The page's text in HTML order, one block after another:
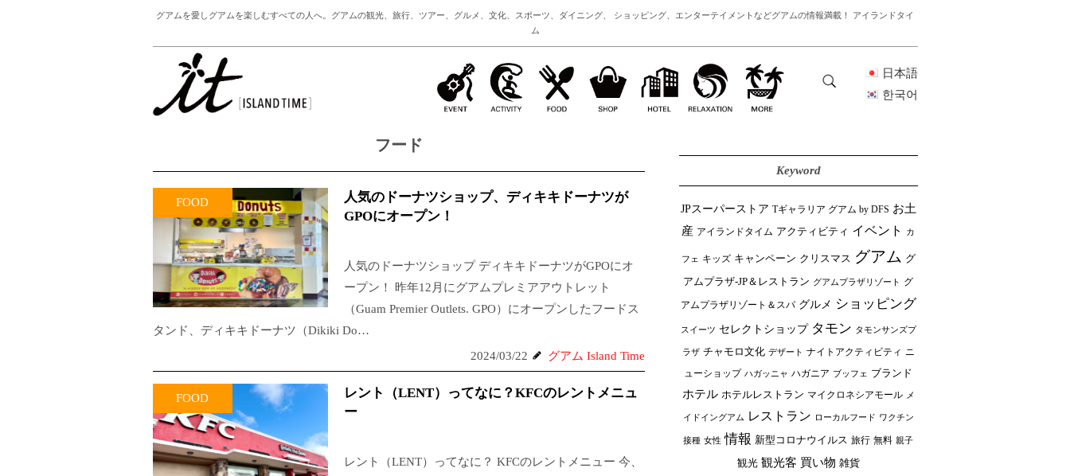
グアムを愛しグアムを楽しむすべての人へ。グアムの観光、旅行、ツアー、グルメ、文化、スポーツ、ダイニング、 ショッピング、エンターテイメントなどグアムの情報満載！ アイランドタイ
ム
日本語
한국어
フード
FOOD
人気のドーナツショップ、ディキキドーナツが
GPOにオープン！
人気のドーナツショップ ディキキドーナツがGPOにオ
ープン！ 昨年12月にグアムプレミアアウトレット
（Guam Premier Outlets. GPO）にオープンしたフードス
タンド、ディキキドーナツ（Dikiki Do…
2024/03/22
グアム Island Time
FOOD
レント（LENT）ってなに？KFCのレントメニュ
ー
レント（LENT）ってなに？ KFCのレントメニュー 今、
Keyword
JPスーパーストア Tギャラリア グアム by DFS お土
産 アイランドタイム アクティビティ イベント カ
フェ キッズ キャンペーン クリスマス グアム グ
アムプラザ-JP＆レストラン グアムプラザリゾート グ
アムプラザリゾート＆スパ グルメ ショッピング
スイーツ セレクトショップ タモン タモンサンズプ
ラザ チャモロ文化 デザート ナイトアクティビティ ニ
ューショップ ハガッニャ ハガニア ブッフェ ブランド
ホテル ホテルレストラン マイクロネシアモール メ
イドイングアム レストラン ローカルフード ワクチン
接種 女性 情報 新型コロナウイルス 旅行 無料 親子
観光 観光客 買い物 雑貨